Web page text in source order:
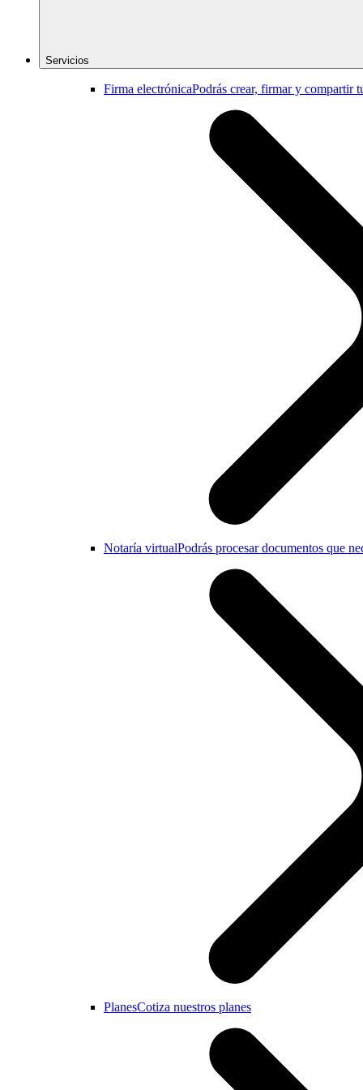
Servicios
Firma electrónicaPodrás crear, firmar y compartir
Notaría virtualPodrás procesar documentos que
PlanesCotiza nuestros planes